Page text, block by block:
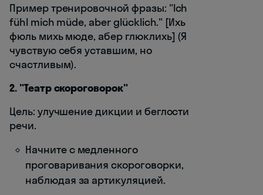
Пример тренировочной фразы: "Ich
fühl mich müde, aber glücklich." [Ихь
фюль михь мюде, абер глюклихь] (Я
чувствую себя уставшим, но
счастливым).
2. "Театр скороговорок"
Цель: улучшение дикции и беглости
речи.
Начните с медленного
проговаривания скороговорки,
наблюдая за артикуляцией.